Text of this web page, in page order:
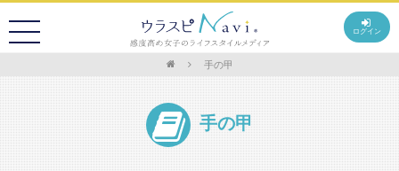
ログイン
手の甲
手の甲